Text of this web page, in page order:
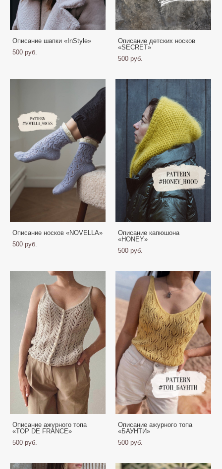
Описание шапки «InStyle»
500 pуб.
Описание детских носков
«SECRET»
500 pуб.
Описание носков «NOVELLA»
500 pуб.
Описание капюшона
«HONEY»
500 pуб.
Описание ажурного топа
«TOP DE FRANCE»
500 pуб.
Описание ажурного топа
«БАУНТИ»
500 pуб.